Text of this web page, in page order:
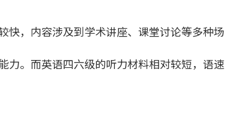
快，内容涉及到学术讲座、课堂讨论等多种场
力。而英语四六级的听力材料相对较短，语速